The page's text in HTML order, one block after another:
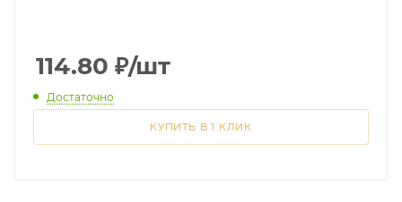
114.80 ₽/шт
Достаточно
КУПИТЬ В 1 КЛИК